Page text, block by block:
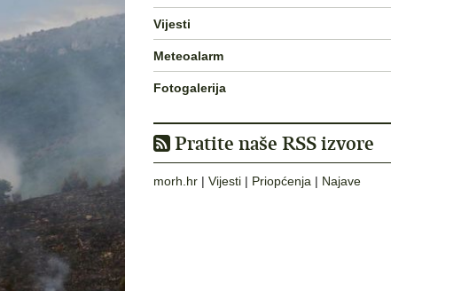
Vijesti
Meteoalarm
Fotogalerija
Pratite naše RSS izvore
morh.hr | Vijesti | Priopćenja | Najave